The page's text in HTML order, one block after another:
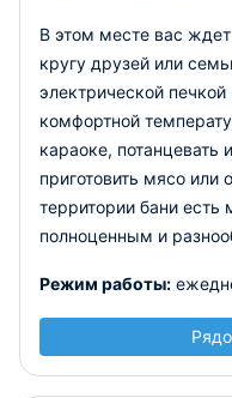
В этом месте вас
кругу друзей или
электрической
комфортной
караоке, потанцевать
приготовить мясо или
территории бани есть
полноценным и
Режим работы: